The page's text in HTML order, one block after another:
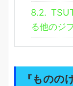
8.2.
る他のジ
『ものの